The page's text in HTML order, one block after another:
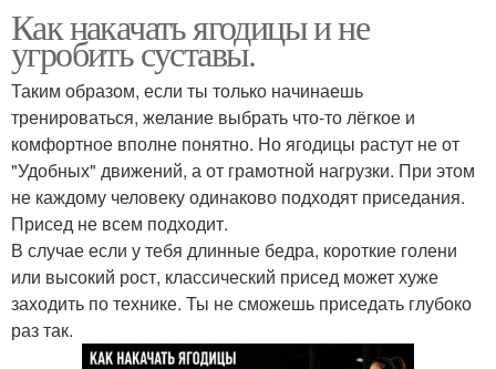
Как накачать ягодицы и не
угробить суставы.
Таким образом, если ты только начинаешь
тренироваться, желание выбрать что-то лёгкое и
комфортное вполне понятно. Но ягодицы растут не от
"Удобных" движений, а от грамотной нагрузки. При этом
не каждому человеку одинаково подходят приседания.
Присед не всем подходит.
В случае если у тебя длинные бедра, короткие голени
или высокий рост, классический присед может хуже
заходить по технике. Ты не сможешь приседать глубоко
раз так.